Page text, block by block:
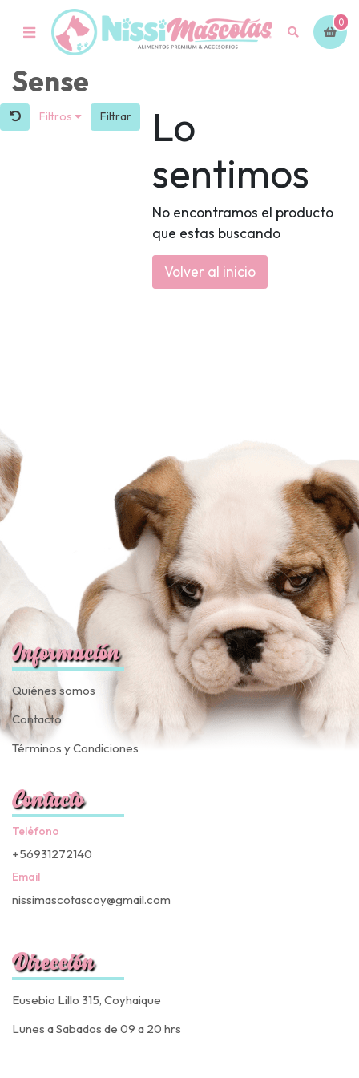
0
Sense
Filtros Filtrar
Lo
sentimos
No encontramos el producto
que estas buscando
Volver al inicio
Información
Quiénes somos
Contacto
Términos y Condiciones
Contacto
Teléfono
+56931272140
Email
nissimascotascoy@gmail.com
Dirección
Eusebio Lillo 315, Coyhaique
Lunes a Sabados de 09 a 20 hrs